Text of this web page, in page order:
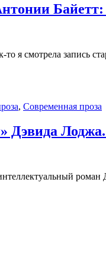
Байетт:
я смотрела запись
, Современная проза
Дэвида
роман